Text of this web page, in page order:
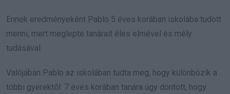
Ennek eredményeként Pablo 5 éves korában iskolába tudott
menni, mert meglepte tanárait éles elmével és mély
tudásával.
Valójában Pablo az iskolában tudta meg, hogy különbözik a
többi gyerektől: 7 éves korában tanára úgy döntött, hogy